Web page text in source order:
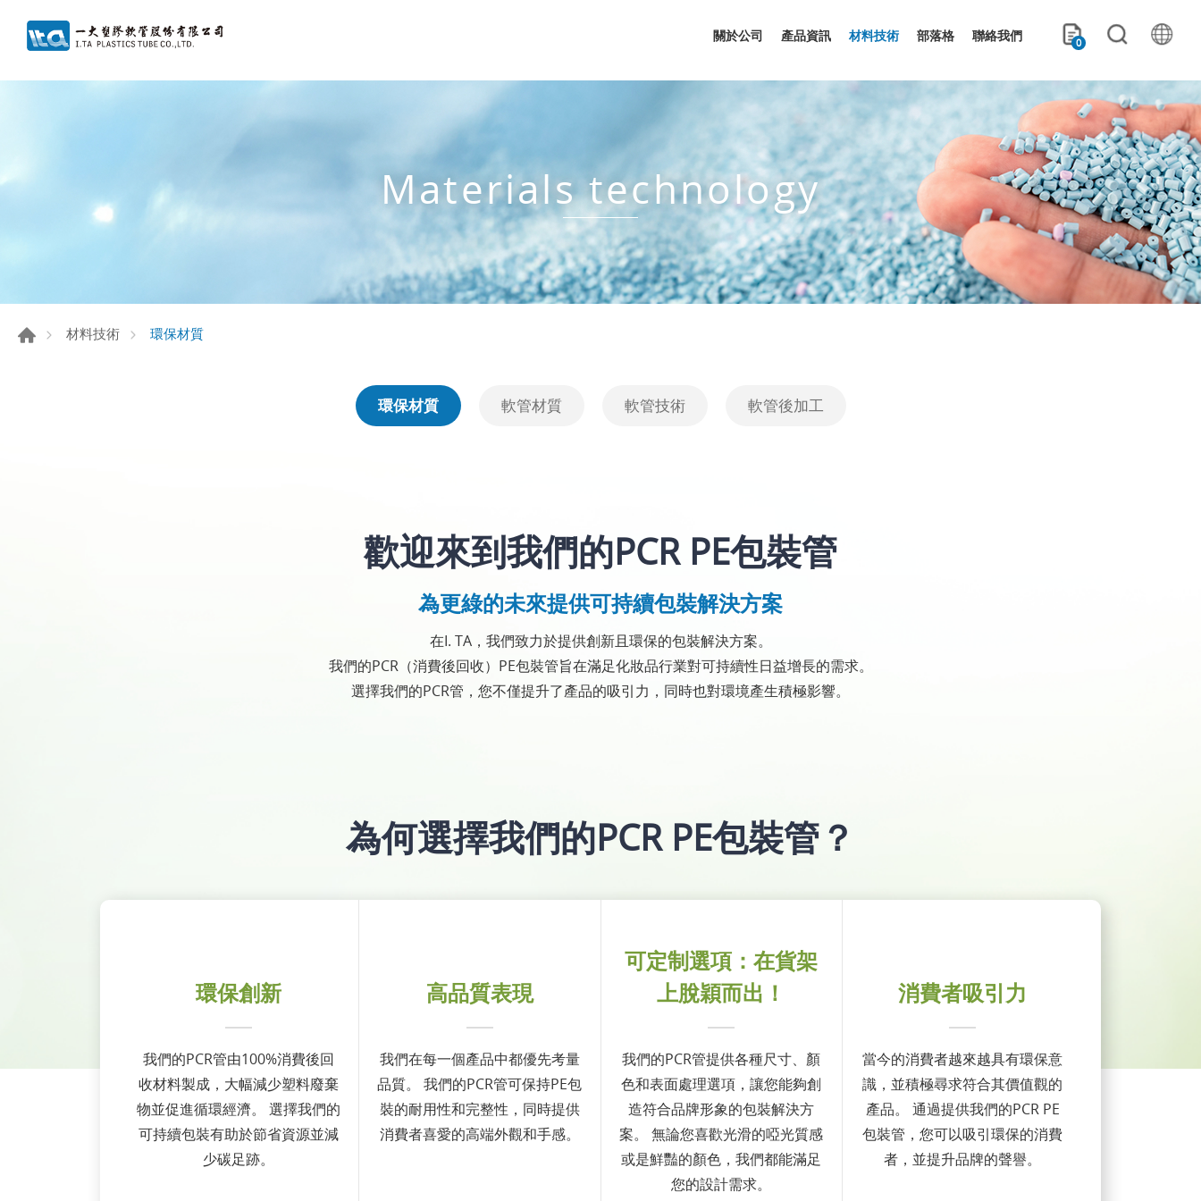
關於公司 產品資訊 材料技術 部落格 聯絡我們 0
Materials technology
材料技術 環保材質
環保材質 軟管材質 軟管技術 軟管後加工
歡迎來到我們的PCR PE包裝管
為更綠的未來提供可持續包裝解決方案
在I. TA，我們致力於提供創新且環保的包裝解決方案。
我們的PCR（消費後回收）PE包裝管旨在滿足化妝品行業對可持續性日益增長的需求。
選擇我們的PCR管，您不僅提升了產品的吸引力，同時也對環境產生積極影響。
為何選擇我們的PCR PE包裝管？
環保創新
我們的PCR管由100%消費後回
收材料製成，大幅減少塑料廢棄
物並促進循環經濟。 選擇我們的
可持續包裝有助於節省資源並減
少碳足跡。
高品質表現
我們在每一個產品中都優先考量
品質。 我們的PCR管可保持PE包
裝的耐用性和完整性，同時提供
消費者喜愛的高端外觀和手感。
可定制選項：在貨架
上脫穎而出！
我們的PCR管提供各種尺寸、顏
色和表面處理選項，讓您能夠創
造符合品牌形象的包裝解決方
案。 無論您喜歡光滑的啞光質感
或是鮮豔的顏色，我們都能滿足
您的設計需求。
消費者吸引力
當今的消費者越來越具有環保意
識，並積極尋求符合其價值觀的
產品。 通過提供我們的PCR PE
包裝管，您可以吸引環保的消費
者，並提升品牌的聲譽。